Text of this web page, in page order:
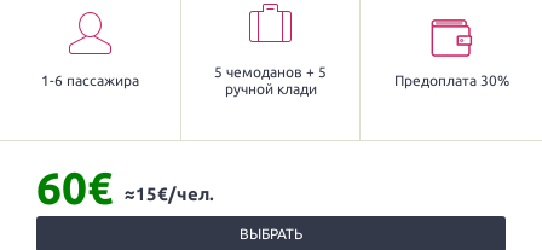
1-6 пассажира
5 чемоданов + 5
ручной клади
Предоплата 30%
60€ ≈15€/чел.
ВЫБРАТЬ